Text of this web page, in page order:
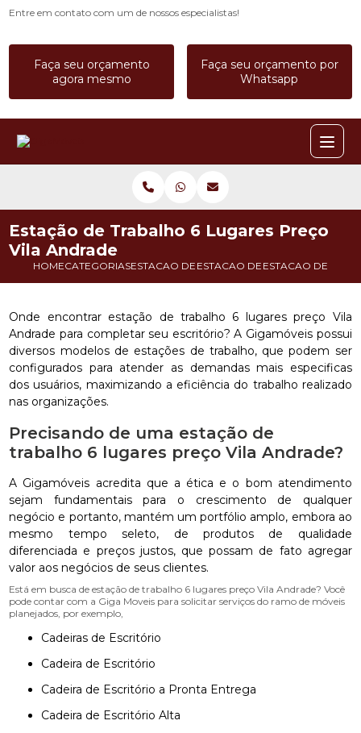
Entre em contato com um de nossos especialistas!
Faça seu orçamento
agora mesmo
Faça seu orçamento por
Whatsapp
HOMECATEGORIASESTACAO DE TRABALHOESTACAO DE TRABALHO 4
ESTACAO DE
Estação de Trabalho 6 Lugares Preço
Vila Andrade
Onde encontrar estação de trabalho 6 lugares preço Vila
Andrade para completar seu escritório? A Gigamóveis possui
diversos modelos de estações de trabalho, que podem ser
configurados para atender as demandas mais especificas
dos usuários, maximizando a eficiência do trabalho realizado
nas organizações.
Precisando de uma estação de
trabalho 6 lugares preço Vila Andrade?
A Gigamóveis acredita que a ética e o bom atendimento
sejam fundamentais para o crescimento de qualquer
negócio e portanto, mantém um portfólio amplo, embora ao
mesmo tempo seleto, de produtos de qualidade
diferenciada e preços justos, que possam de fato agregar
valor aos negócios de seus clientes.
Está em busca de estação de trabalho 6 lugares preço Vila Andrade? Você
pode contar com a Giga Moveis para solicitar serviços do ramo de móveis
planejados, por exemplo,
Cadeiras de Escritório
Cadeira de Escritório
Cadeira de Escritório a Pronta Entrega
Cadeira de Escritório Alta